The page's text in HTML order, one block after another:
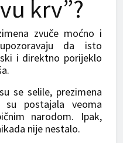
krv”?
zvuče moćno i
da isto
i direktno porijeklo
se selile, prezimena
postajala veoma
narodom. Ipak,
nije nestalo.